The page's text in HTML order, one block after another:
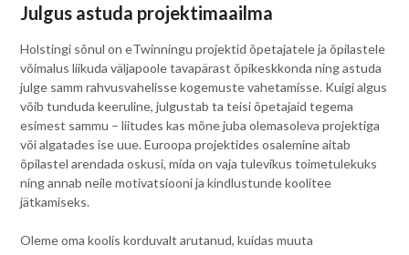
Julgus astuda projektimaailma
Holstingi sõnul on eTwinningu projektid õpetajatele ja õpilastele
võimalus liikuda väljapoole tavapärast õpikeskkonda ning astuda
julge samm rahvusvahelisse kogemuste vahetamisse. Kuigi algus
võib tunduda keeruline, julgustab ta teisi õpetajaid tegema
esimest sammu – liitudes kas mõne juba olemasoleva projektiga
või algatades ise uue. Euroopa projektides osalemine aitab
õpilastel arendada oskusi, mida on vaja tulevikus toimetulekuks
ning annab neile motivatsiooni ja kindlustunde koolitee
jätkamiseks.
Oleme oma koolis korduvalt arutanud, kuidas muuta